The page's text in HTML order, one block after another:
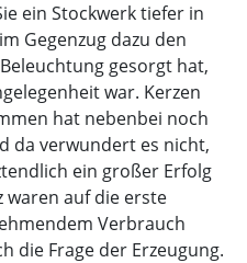
ein Stockwerk tiefer in
Gegenzug dazu den
gesorgt hat,
war. Kerzen
hat nebenbei noch
da verwundert es nicht,
ein großer Erfolg
waren auf die erste
Verbrauch
die Frage der Erzeugung.